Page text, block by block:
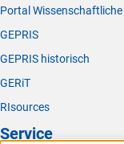
Portal
GEPRIS
GEPRIS historisch
GERiT
RIsources
Service